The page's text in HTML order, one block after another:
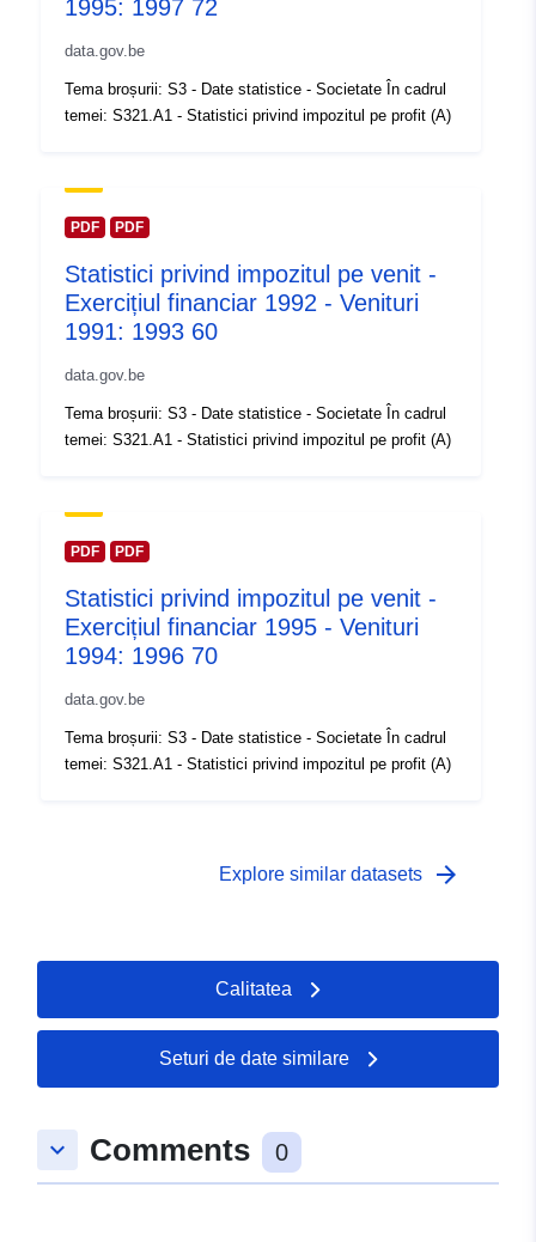
2024
Spațial:
[ 2.54, 49.49 ], [ 2.54, 51.51 ]
]
Identificatori: Q12970#ID
Drepturi de
Acoperire
temporală:
01 January 1992
1995: 1997 72
data.gov.be
Tema broșurii: S3 - Date statistice - Societate În cadrul
temei: S321.A1 - Statistici privind impozitul pe profit (A)
PDF PDF
Statistici privind impozitul pe venit -
Exercițiul financiar 1992 - Venituri
1991: 1993 60
data.gov.be
Tema broșurii: S3 - Date statistice - Societate În cadrul
temei: S321.A1 - Statistici privind impozitul pe profit (A)
PDF PDF
Statistici privind impozitul pe venit -
Exercițiul financiar 1995 - Venituri
1994: 1996 70
data.gov.be
Tema broșurii: S3 - Date statistice - Societate În cadrul
temei: S321.A1 - Statistici privind impozitul pe profit (A)
Explore similar datasets arrow_forward
Calitatea
Seturi de date similare
keyboard_arrow_down Comments 0